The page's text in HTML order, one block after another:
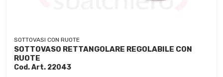
SOTTOVASI CON RUOTE
SOTTOVASO RETTANGOLARE REGOLABILE CON
RUOTE
Cod. Art. 22043